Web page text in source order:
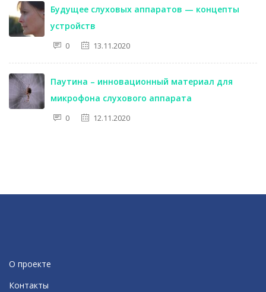
Будущее слуховых аппаратов — концепты
устройств
0 13.11.2020
Паутина – инновационный материал для
микрофона слухового аппарата
0 12.11.2020
О проекте
Контакты